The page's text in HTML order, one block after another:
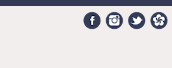
FacebookInstagramTwitter